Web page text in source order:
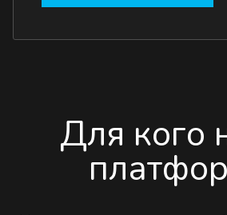
Для кого